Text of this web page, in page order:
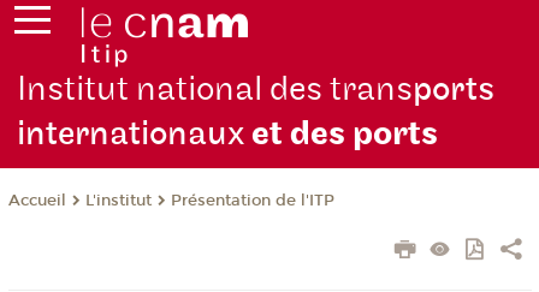
Institut national des transports
internationauxet des ports
Accueil L'institut Présentation de l'ITP